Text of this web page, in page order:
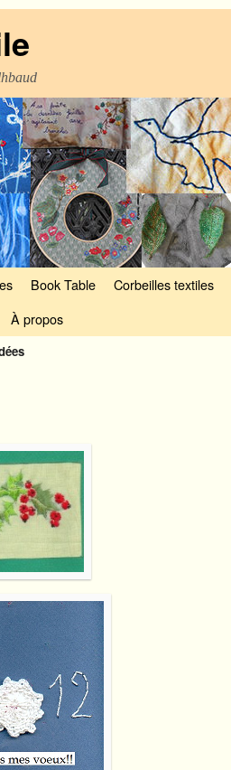
Book Table Corbeilles textiles
À propos